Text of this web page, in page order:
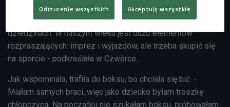
Oliwia w tym roku została wicemistrzynią świata w boksie
w Stambule. - Sama nie odnajduję się po prostu w innych
dziedzinach. W naszym wieku jest dużo elementów
rozpraszających: imprez i wyjazdów, ale trzeba skupić się
na sporcie - podkreślała w Czwórce.
Jak wspominała, trafiła do boksu, bo chciała się bić. -
Miałam samych braci, więc jako dziecko byłam troszkę
chłopczycą. Na początku nie szukałam boksu, próbowałam
Odrzucenie wszystkich Akceptuję wszystkie